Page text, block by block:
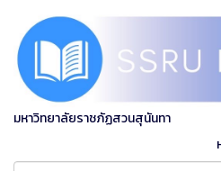
มหาวิทยาลัยราชภัฏสวนสุนันทา